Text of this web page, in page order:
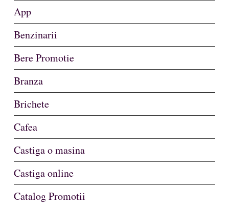
App
Benzinarii
Bere Promotie
Branza
Brichete
Cafea
Castiga o masina
Castiga online
Catalog Promotii